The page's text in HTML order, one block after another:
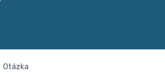
Otázka